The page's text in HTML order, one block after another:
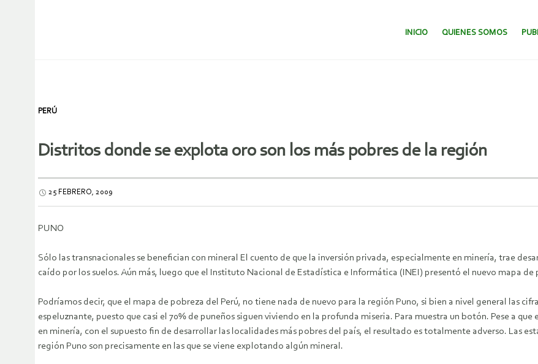
SALTAR AL CONTENIDO.
INICIO QUIENES SOMOS
PERÚ
Distritos donde se explota oro son los más pobres de la región
25 FEBRERO, 2009
PUNO
Sólo las transnacionales se benefician con mineral El cuento de que la inversión privada, especialmente en minería, trae
caído por los suelos. Aún más, luego que el Instituto Nacional de Estadística e Informática (INEI) presentó el nuevo mapa de
Podríamos decir, que el mapa de pobreza del Perú, no tiene nada de nuevo para la región Puno, si bien a nivel general las
espeluznante, puesto que casi el 70% de puneños siguen viviendo en la profunda miseria. Para muestra un botón. Pese a
en minería, con el supuesto fin de desarrollar las localidades más pobres del país, el resultado es totalmente adverso. Las
región Puno son precisamente en las que se viene explotando algún mineral.